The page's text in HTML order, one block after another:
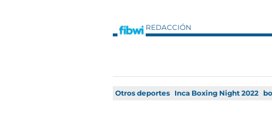
REDACCIÓN
Otros deportes Inca Boxing Night 2022